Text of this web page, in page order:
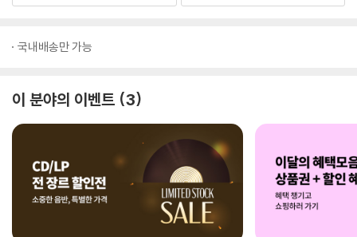
국내배송만 가능
이 분야의 이벤트 3